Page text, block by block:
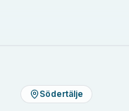
Södertälje